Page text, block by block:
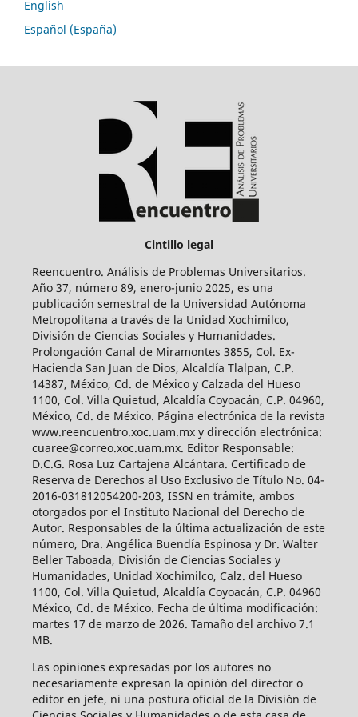
English
Español (España)
Cintillo legal
Reencuentro. Análisis de Problemas Universitarios.
Año 37, número 89, enero-junio 2025, es una
publicación semestral de la Universidad Autónoma
Metropolitana a través de la Unidad Xochimilco,
División de Ciencias Sociales y Humanidades.
Prolongación Canal de Miramontes 3855, Col. Ex-
Hacienda San Juan de Dios, Alcaldía Tlalpan, C.P.
14387, México, Cd. de México y Calzada del Hueso
1100, Col. Villa Quietud, Alcaldía Coyoacán, C.P. 04960,
México, Cd. de México. Página electrónica de la revista
www.reencuentro.xoc.uam.mx y dirección electrónica:
cuaree@correo.xoc.uam.mx. Editor Responsable:
D.C.G. Rosa Luz Cartajena Alcántara. Certificado de
Reserva de Derechos al Uso Exclusivo de Título No. 04-
2016-031812054200-203, ISSN en trámite, ambos
otorgados por el Instituto Nacional del Derecho de
Autor. Responsables de la última actualización de este
número, Dra. Angélica Buendía Espinosa y Dr. Walter
Beller Taboada, División de Ciencias Sociales y
Humanidades, Unidad Xochimilco, Calz. del Hueso
1100, Col. Villa Quietud, Alcaldía Coyoacán, C.P. 04960
México, Cd. de México. Fecha de última modificación:
martes 17 de marzo de 2026. Tamaño del archivo 7.1
MB.
Las opiniones expresadas por los autores no
necesariamente expresan la opinión del director o
editor en jefe, ni una postura oficial de la División de